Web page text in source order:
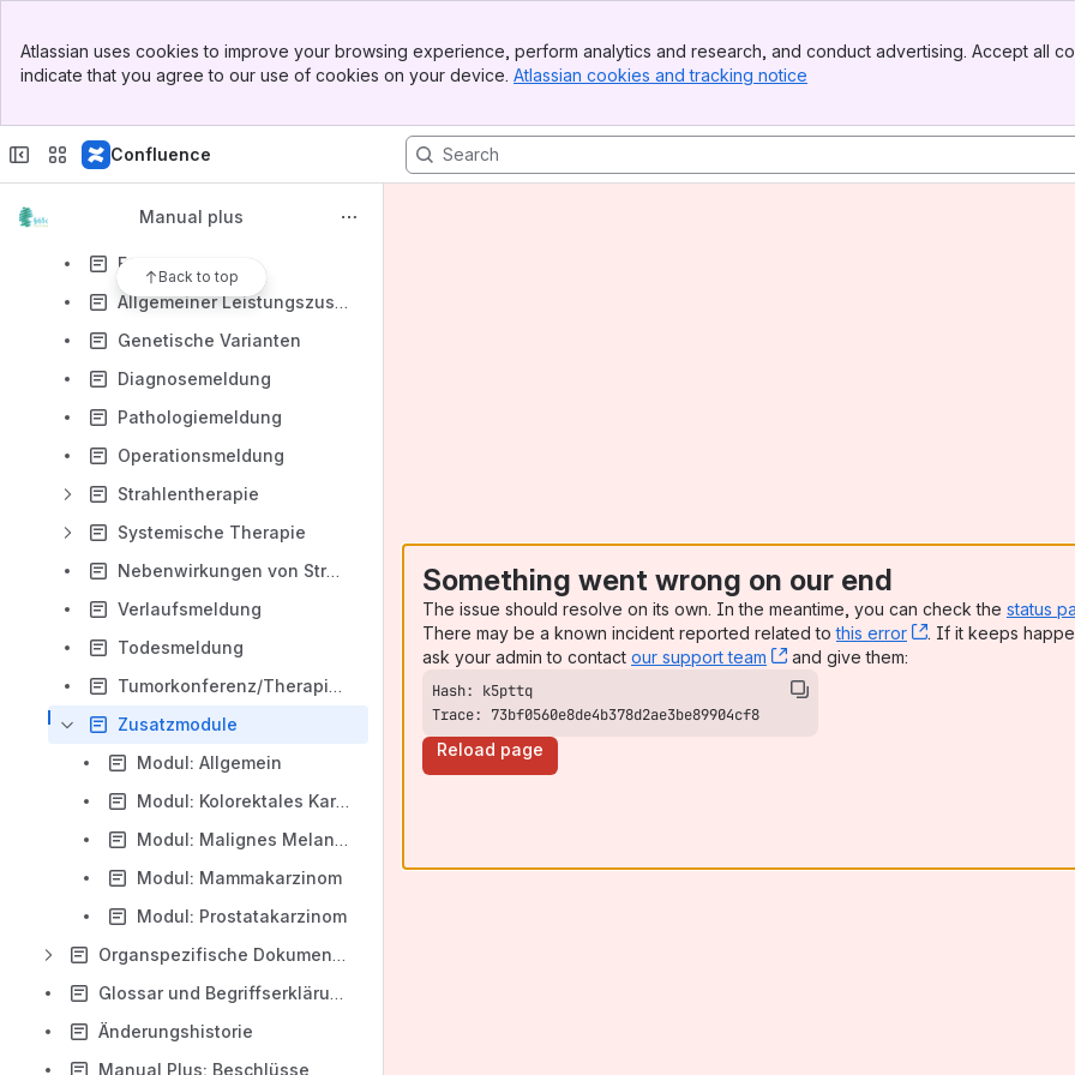
Top Bar
Sidebar
Atlassian uses cookies to improve your browsing experience, perform analytics and research, and conduct advertising. Accept all
indicate that you agree to our use of cookies on your device. Atlassian cookies and tracking notice
Confluence
Manual plus
Back to top
Zertifzierung und eigene Leistung
Histologie
TNM und Stadium
Weitere Klassifikationen
Fernmetastasen
Allgemeiner Leistungszustand
Genetische Varianten
Diagnosemeldung
Pathologiemeldung
Operationsmeldung
Strahlentherapie
Systemische Therapie
Nebenwirkungen von Strahlentherapie oder systemischer Therapie
Verlaufsmeldung
Todesmeldung
Tumorkonferenz/Therapieplanung
Zusatzmodule
Modul: Allgemein
Modul: Kolorektales Karzinom
Modul: Malignes Melanom
Modul: Mammakarzinom
Modul: Prostatakarzinom
Organspezifische Dokumentation
Glossar und Begriffserklärungen
Änderungshistorie
Manual Plus: Beschlüsse
Something went wrong on our end
The issue should resolve on its own. In the meantime, you can check the status
There may be a known incident reported related tothis error , (opens new
. If it keeps
ask your admin to contact our support team , (opens new window)
and give them:
Trace: 73bf0560e8de4b378d2ae3be89904cf8
Reload page